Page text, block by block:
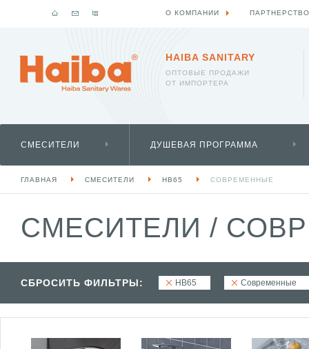
HAIBA SANITARY
ОПТОВЫЕ ПРОДАЖИ
ОТ ИМПОРТЕРА
СМЕСИТЕЛИ ДУШЕВАЯ ПРОГРАММА
ГЛАВНАЯ СМЕСИТЕЛИ HB65 СОВРЕМЕННЫЕ
СМЕСИТЕЛИ /
СБРОСИТЬ ФИЛЬТРЫ: HB65 Современные
О КОМПАНИИ ПАРТНЕРСТВО